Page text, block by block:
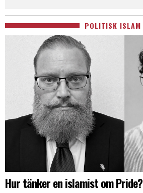
POLITISK ISLAM
Hur tänker en islamist om Pride?